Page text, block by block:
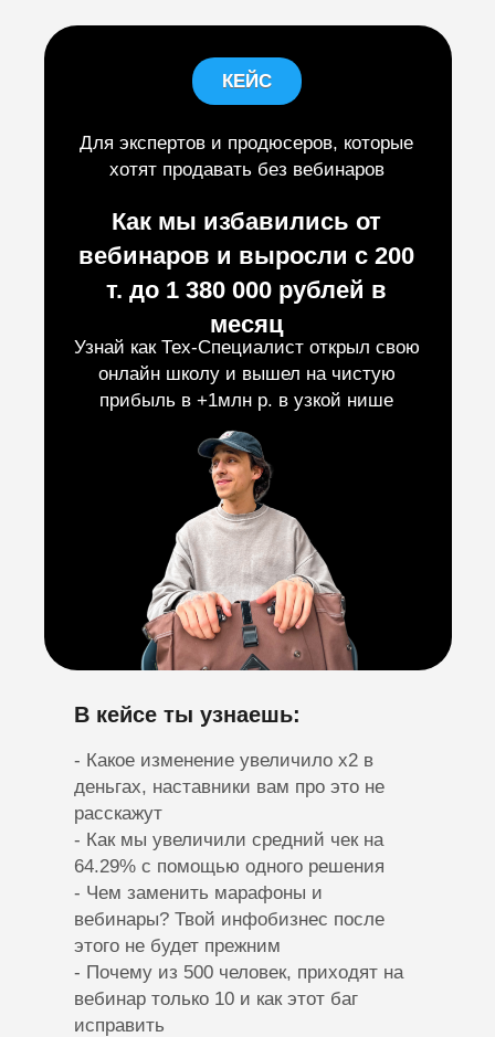
КЕЙС
КЕЙС
Как мы избавились от
вебинаров и выросли с 200
т. до 1 380 000 рублей в
месяц
В кейсе ты узнаешь:
- Какое изменение увеличило х2 в
деньгах, наставники вам про это не
расскажут
- Как мы увеличили средний чек на
64.29% с помощью одного решения
- Чем заменить марафоны и
вебинары? Твой инфобизнес после
этого не будет прежним
- Почему из 500 человек, приходят на
вебинар только 10 и как этот баг
исправить
Для экспертов и продюсеров, которые
хотят продавать без вебинаров
Узнай как Тех-Специалист открыл свою
онлайн школу и вышел на чистую
прибыль в +1млн р. в узкой нише